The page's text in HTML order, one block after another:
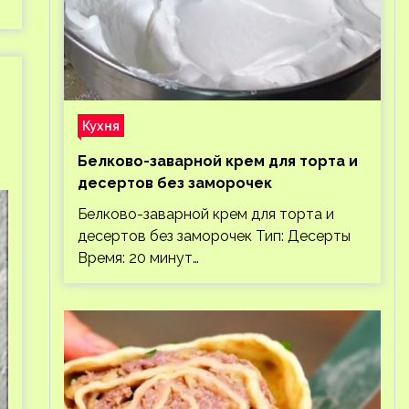
Кухня
Белково-заварной крем для торта и
десертов без заморочек
Белково-заварной крем для торта и
десертов без заморочек Тип: Десерты
Время: 20 минут…